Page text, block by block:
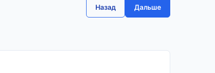
Назад Дальше